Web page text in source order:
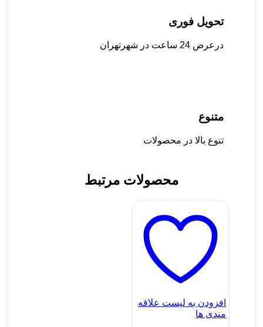
تحویل فوری
درعرض 24 ساعت در شهرتهران
متنوع
تنوع بالا در محصولات
محصولات مرتبط
افزودن به لیست علاقه
مندی ها